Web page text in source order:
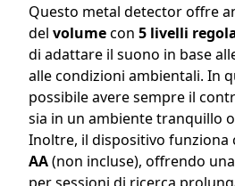
Questo metal detector offre
del volumecon 5 livelli
di adattare il suono in base
alle condizioni ambientali. In
possibile avere sempre il
sia in un ambiente tranquillo
Inoltre, il dispositivo funziona
AA(non incluse), offrendo